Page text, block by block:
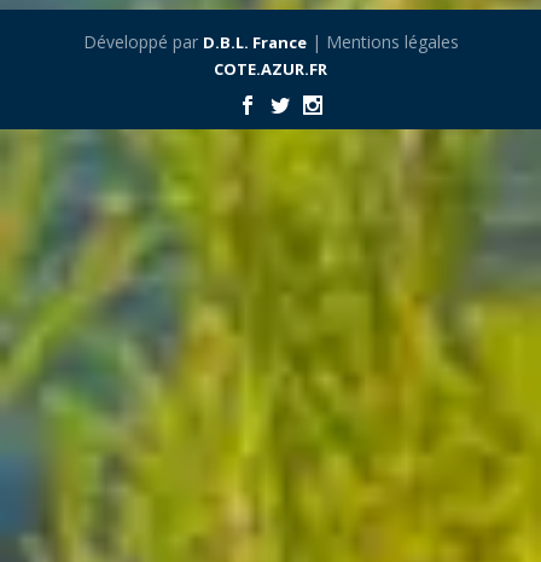
Développé par D.B.L. France| Mentions légales
COTE.AZUR.FR